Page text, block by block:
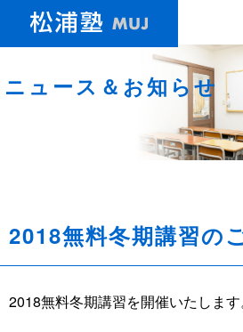
ニュース＆お知らせ
2018無料冬期講習の
2018無料冬期講習を開催いたします